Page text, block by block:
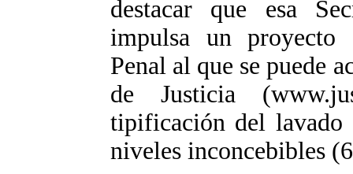
destacar que esa
impulsa un
Penal al que se puede
de Justicia
tipificación del lavado
niveles inconcebibles